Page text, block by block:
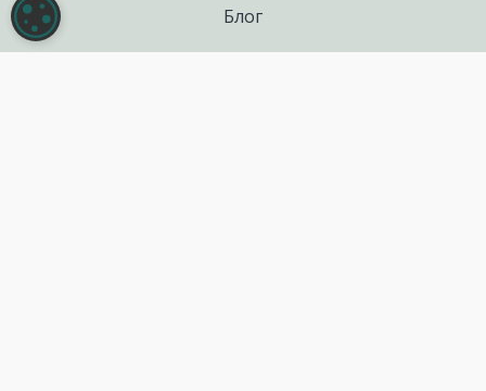
Блог
НАСТРОЙКИ НА БИСКВИТКИТЕ